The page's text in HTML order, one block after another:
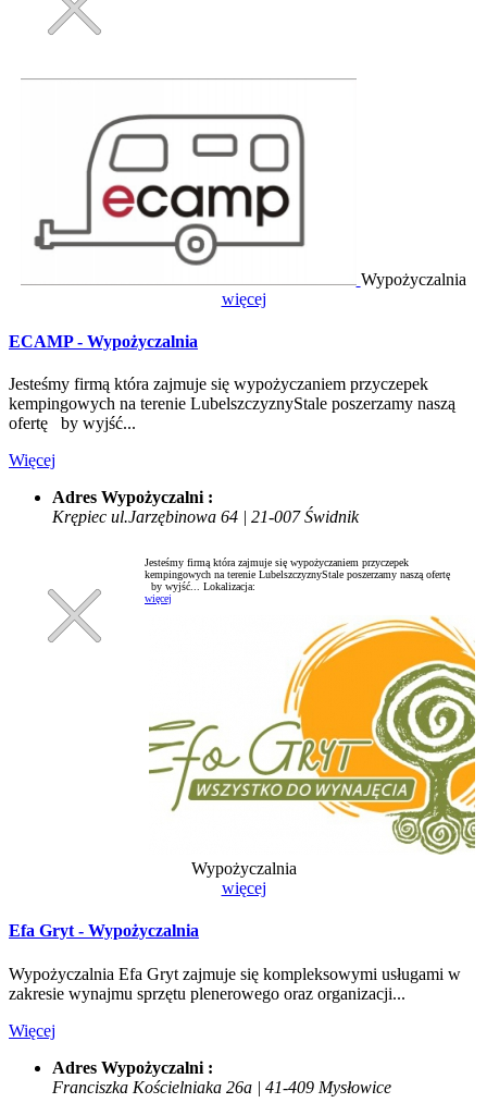
Wypożyczalnia
więcej
ECAMP - Wypożyczalnia
Jesteśmy firmą która zajmuje się wypożyczaniem przyczepek
kempingowych na terenie LubelszczyznyStale poszerzamy naszą
ofertę by wyjść...
Więcej
Adres Wypożyczalni :
Krępiec ul.Jarzębinowa 64 | 21-007 Świdnik
Jesteśmy firmą która zajmuje się wypożyczaniem przyczepek
kempingowych na terenie LubelszczyznyStale poszerzamy naszą ofertę
by wyjść... Lokalizacja:
więcej
Wypożyczalnia
więcej
Efa Gryt - Wypożyczalnia
Wypożyczalnia Efa Gryt zajmuje się kompleksowymi usługami w
zakresie wynajmu sprzętu plenerowego oraz organizacji...
Więcej
Adres Wypożyczalni :
Franciszka Kościelniaka 26a | 41-409 Mysłowice